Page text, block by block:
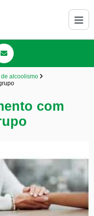
alcoolismo
com